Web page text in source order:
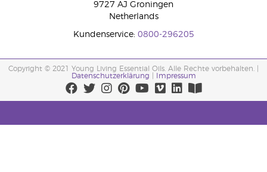
9727 AJ Groningen
Netherlands
Kundenservice: 0800-296205
Copyright © 2021 Young Living Essential Oils. Alle Rechte vorbehalten. |
Datenschutzerklärung
Impressum